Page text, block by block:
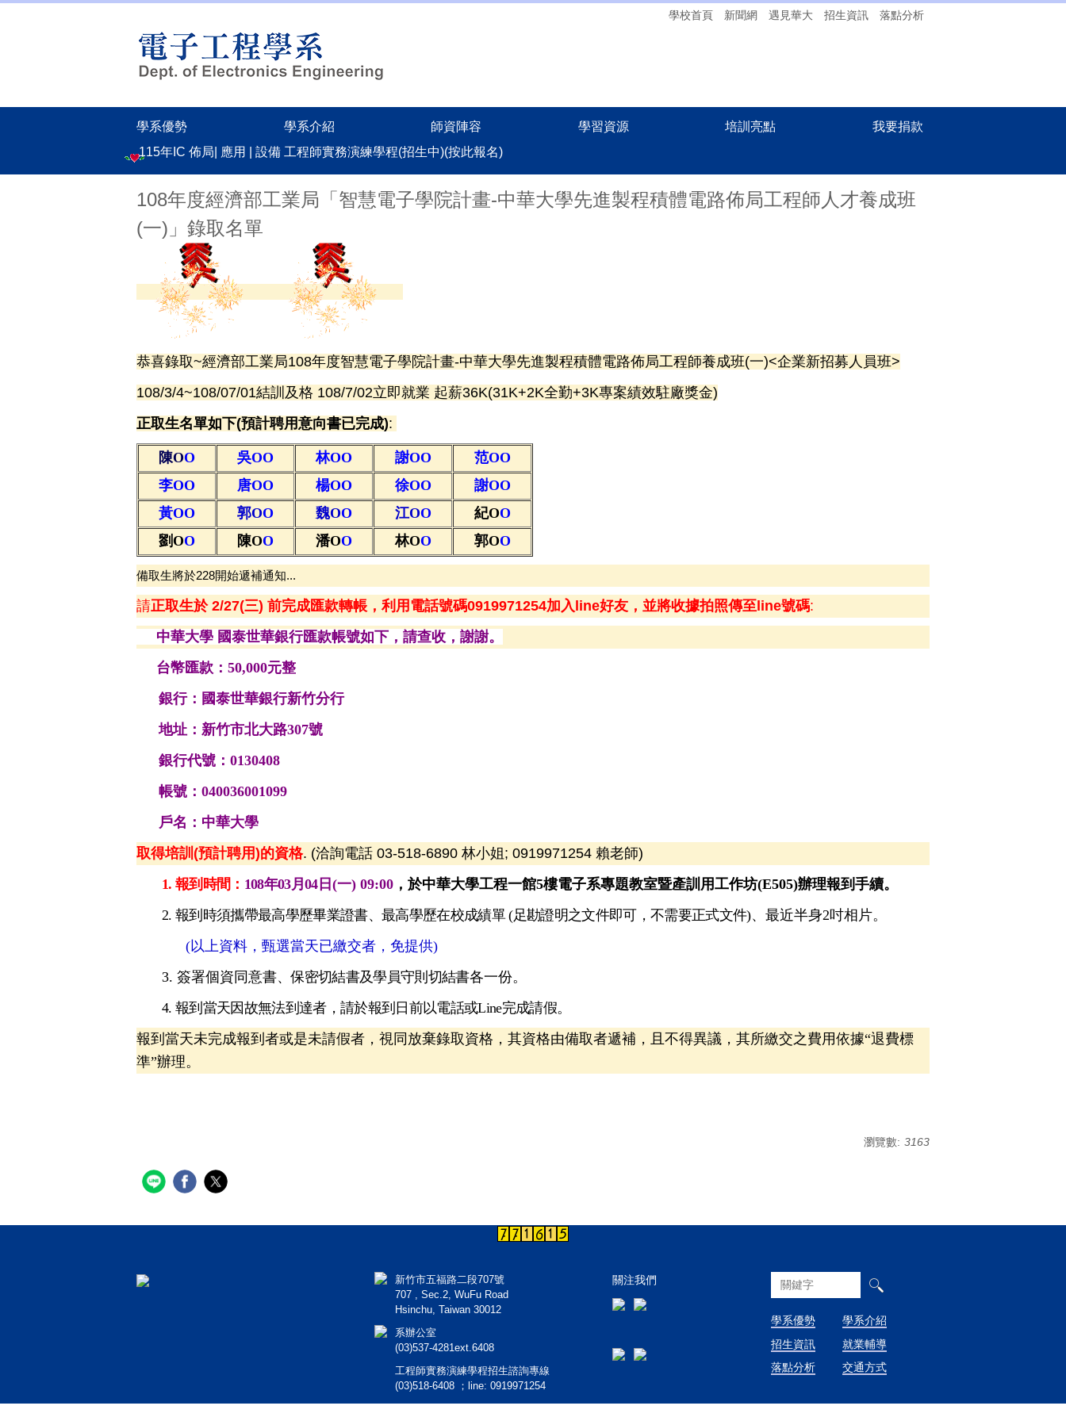
學校首頁 新聞網 遇見華大 招生資訊 落點分析
學系優勢 學系介紹 師資陣容 學習資源 培訓亮點
我要捐款
115年IC 佈局| 應用 | 設備 工程師實務演練學程(招生中)(按此報名)
108年度經濟部工業局「智慧電子學院計畫-中華大學先進製程積體電路佈局工程師人才養成班
(一)」錄取名單
恭喜錄取~經濟部工業局108年度智慧電子學院計畫-中華大學先進製程積體電路佈局工程師養成班(一)<企業新招募人員班>
108/3/4~108/07/01結訓及格 108/7/02立即就業 起薪36K(31K+2K全勤+3K專案績效駐廠獎金)
正取生名單如下(預計聘用意向書已完成):
陳OO 吳OO 林OO 謝OO 范OO
李OO 唐OO 楊OO 徐OO 謝OO
黃OO 郭OO 魏OO 江OO 紀OO
劉OO 陳OO 潘OO 林OO 郭OO
備取生將於228開始遞補通知...
請正取生於 2/27(三) 前完成匯款轉帳，利用電話號碼0919971254加入line好友， 並將收據拍照傳至line號碼:
中華大學 國泰世華銀行匯款帳號如下，請查收，謝謝。
台幣匯款：50,000元整
銀行：國泰世華銀行新竹分行
地址：新竹市北大路307號
銀行代號：0130408
帳號：040036001099
戶名：中華大學
取得培訓(預計聘用)的資格. (洽詢電話 03-518-6890 林小姐; 0919971254 賴老師)
1. 報到時間： 108年03月04日(一) 09:00，於中華大學工程一館5樓電子系專題教室暨產訓用工作坊(E505)辦理報到手續。
2. 報到時須攜帶最高學歷畢業證書、最高學歷在校成績單 (足勘證明之文件即可，不需要正式文件)、最近半身2吋相片。
(以上資料，甄選當天已繳交者，免提供)
3. 簽署個資同意書、保密切結書及學員守則切結書各一份。
4. 報到當天因故無法到達者，請於報到日前以電話或Line完成請假。
報到當天未完成報到者或是未請假者，視同放棄錄取資格，其資格由備取者遞補，且不得異議，其所繳交之費用依據“退費標
準”辦理。
瀏覽數: 3163
新竹市五福路二段707號
707 , Sec.2, WuFu Road
Hsinchu, Taiwan 30012
系辦公室
(03)537-4281ext.6408
工程師實務演練學程招生諮詢專線
(03)518-6408 ；line: 0919971254
關注我們
學系優勢
招生資訊
落點分析
學系介紹
就業輔導
交通方式